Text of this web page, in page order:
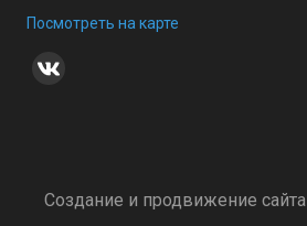
Посмотреть на карте
Создание и продвижение сайта